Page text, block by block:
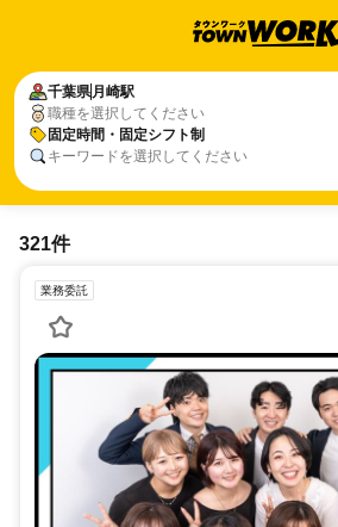
千葉県月崎駅
職種を選択してください
固定時間・固定シフト制
キーワードを選択してください
321件
業務委託